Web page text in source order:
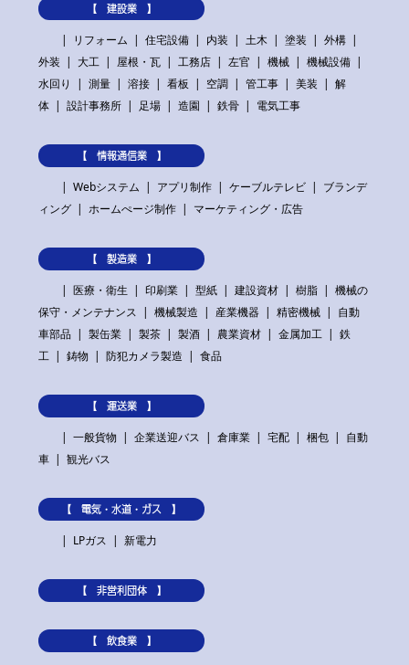
【 建設業 】
リフォーム
住宅設備 内装 土木 塗装
外構
外装
大工 屋根・瓦 工務店 左官 機械
機械設備
水回り
測量 溶接 看板 空調 管工事 美装
解
体
設計事務所 足場 造園 鉄骨 電気工事
【 情報通信業 】
Webシステム
アプリ制作 ケーブルテレビ
ブランデ
ィング
ホームぺージ制作 マーケティング・広告
【 製造業 】
医療・衛生
印刷業 型紙 建設資材 樹脂
機械の
保守・メンテナンス
機械製造 産業機器 精密機械
自動
車部品
製缶業 製茶 製酒 農業資材 金属加工
鉄
工
鋳物 防犯カメラ製造 食品
【 運送業 】
一般貨物
企業送迎バス 倉庫業 宅配 梱包
自動
車
観光バス
【 電気・水道・ガス 】
LPガス
新電力
【 非営利団体 】
【 飲食業 】